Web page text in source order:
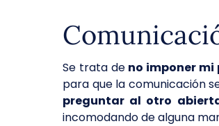
Se trata de no imponer
para que la comunicación
preguntar al otro
incomodando de alguna